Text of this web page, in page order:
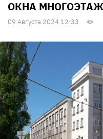
ОКНА
09 Августа 2024 12:33